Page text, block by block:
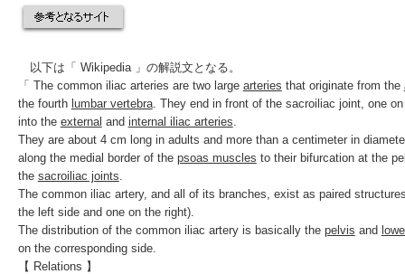
以下は「 Wikipedia 」の解説文となる。
「 The common iliac arteries are two large arteries that originate from the
the fourth lumbar vertebra. They end in front of the sacroiliac joint, one
into the external and internal iliac arteries.
They are about 4 cm long in adults and more than a centimeter in
along the medial border of the psoas muscles to their bifurcation at the
the sacroiliac joints.
The common iliac artery, and all of its branches, exist as paired
the left side and one on the right).
The distributionof the common iliac artery is basically the pelvis and
on the correspondingside.
【 Relations 】